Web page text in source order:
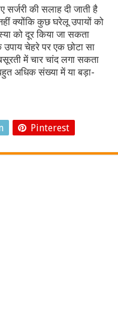
सर्जरी की सलाह दी जाती है
क्‍योंकि कुछ घरेलू उपायों को
को दूर किया जा सकता
चेहरे पर एक छोटा सा
में चार चांद लगा सकता
अधिक संख्‍या में या बड़ा-
Pinterest